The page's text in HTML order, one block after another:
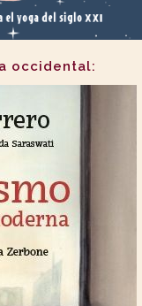
occidental: